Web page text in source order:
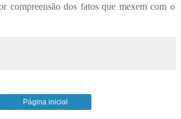
compreensão dos fatos que mexem com o
Página inicial